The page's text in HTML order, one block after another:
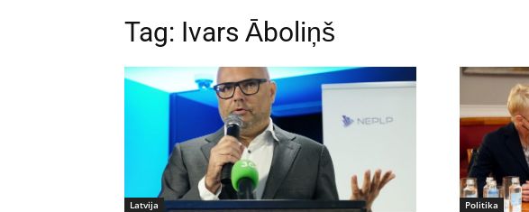
Tag: Ivars Āboliņš
Latvija Politika